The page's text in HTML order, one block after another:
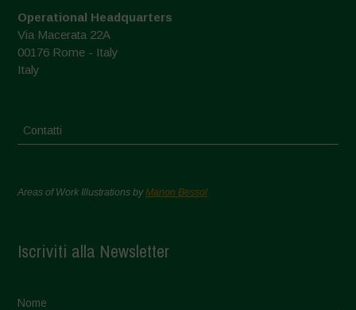
Operational Headquarters
Via Macerata 22A
00176 Rome - Italy
Italy
Contatti
Areas of Work Illustrations byMarion Bessol
Iscriviti alla Newsletter
Nome